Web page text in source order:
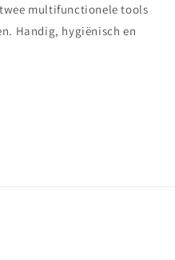
multifunctionele tools
Handig, hygiënisch en